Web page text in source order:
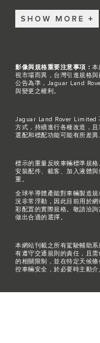
SHOW MORE
影像與規格重要注意事項： 本
視市場而異，台灣引進規格
公告為準，Jaguar Land
與變更之權利。
Jaguar Land Rover Limited
方式，持續進行各種改造，
選配和標配功能可能有所差
標示的重量反映車輛標準規
安裝配件、載客、加入液體
重。
全球半導體產能對車輛製造
況非常浮動，因此目前用於
彩配置的實際規格。敬請洽
做出合適的選擇。
本網站刊載之所有駕駛輔助
有遵守交通規則的責任，且
的相關限制，並在特定天候
控車輛安全，於必要時主動介